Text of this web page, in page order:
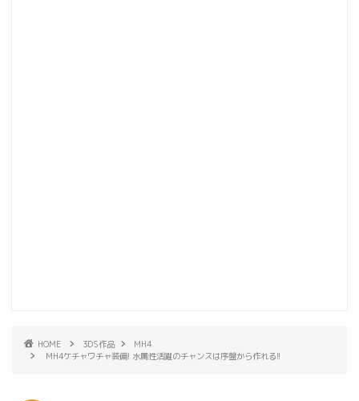
HOME 3DS作品
MH4
MH4ケチャワチャ装備! 水属性活躍のチャンスは序盤から作れる!!